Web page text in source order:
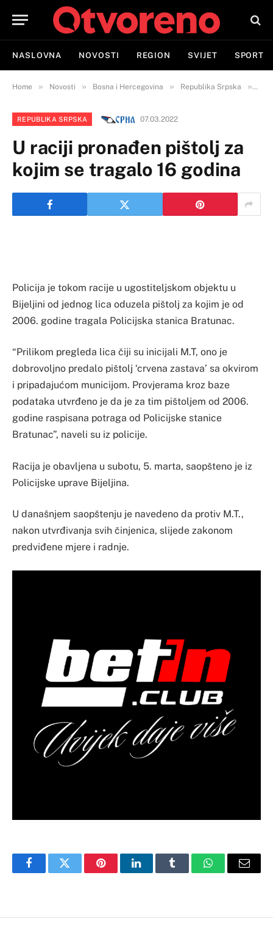
NASLOVNA NOVOSTI REGION SVIJET SPORT
Home » Novosti » Bosna i Hercegovina » Republika Srpska »
REPUBLIKA SRPSKA 07.03.2022
U raciji pronađen pištolj za
kojim se tragalo 16 godina
Policija je tokom racije u ugostiteljskom objektu u
Bijeljini od jednog lica oduzela pištolj za kojim je od
2006. godine tragala Policijska stanica Bratunac.
“Prilikom pregleda lica čiji su inicijali M.T, ono je
dobrovoljno predalo pištolj ‘crvena zastava’ sa okvirom
i pripadajućom municijom. Provjerama kroz baze
podataka utvrđeno je da je za tim pištoljem od 2006.
godine raspisana potraga od Policijske stanice
Bratunac”, naveli su iz policije.
Racija je obavljena u subotu, 5. marta, saopšteno je iz
Policijske uprave Bijeljina.
U današnjem saopštenju je navedeno da protiv M.T.,
nakon utvrđivanja svih činjenica, slijede zakonom
predviđene mjere i radnje.
FacebookTwitter PinterestLinkedInTumblr WhatsAppEmail